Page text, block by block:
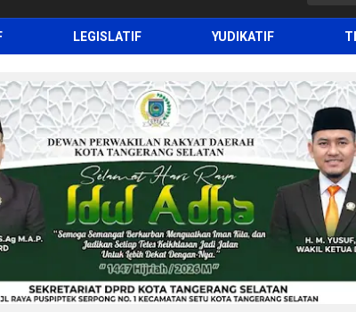
LEGISLATIF YUDIKATIF